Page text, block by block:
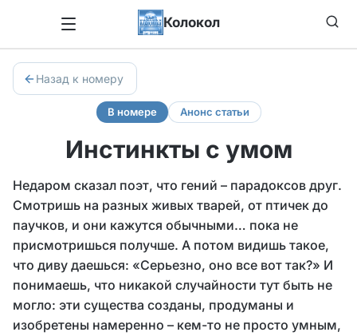
Колокол
Назад к номеру
В номере Анонс статьи
Инстинкты с умом
Недаром сказал поэт, что гений – парадоксов друг.
Смотришь на разных живых тварей, от птичек до
паучков, и они кажутся обычными… пока не
присмотришься получше. А потом видишь такое,
что диву даешься: «Серьезно, оно все вот так?» И
понимаешь, что никакой случайности тут быть не
могло: эти существа созданы, продуманы и
изобретены намеренно – кем-то не просто умным,